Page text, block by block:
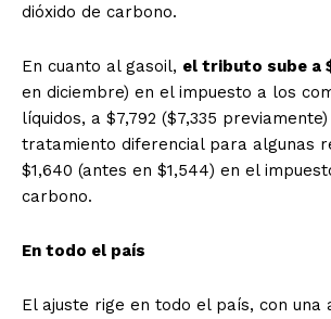
dióxido de carbono.
En cuanto al gasoil, el tributo sube a
en diciembre) en el impuesto a los
líquidos, a $7,792 ($7,335
tratamiento diferencial para algunas
$1,640 (antes en $1,544) en el
carbono.
En todo el país
El ajuste rige en todo el país, con una